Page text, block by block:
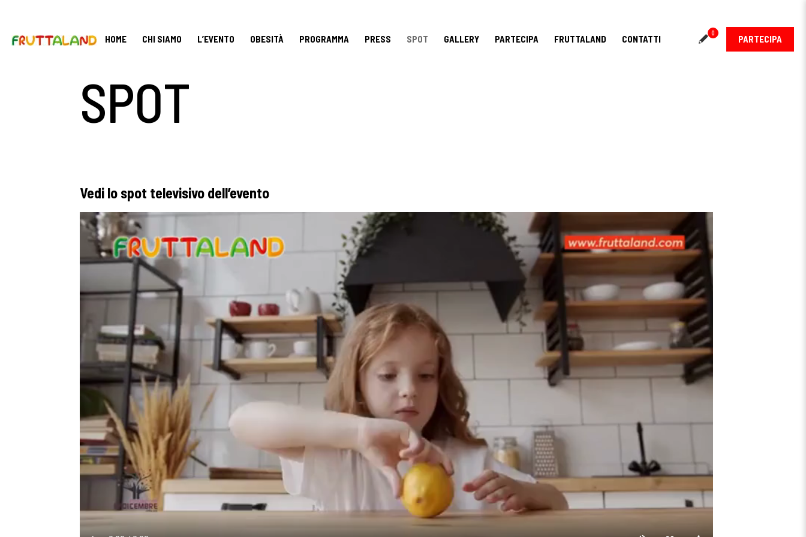
HOME CHI SIAMO L’EVENTO OBESITÀ PROGRAMMA PRESS SPOT GALLERY PARTECIPA FRUTTALAND CONTATTI
0
PARTECIPA
SPOT
Vedi lo spot televisivo dell’evento